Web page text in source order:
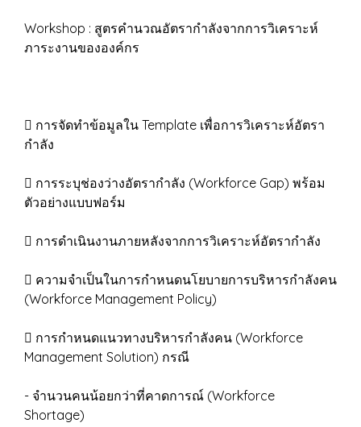
Workshop : สูตรคำนวณอัตรากำลังจากการวิเคราะห์
ภาระงานขององค์กร
 การจัดทำข้อมูลใน Template เพื่อการวิเคราะห์อัตรา
กำลัง
 การระบุช่องว่างอัตรากำลัง (Workforce Gap) พร้อม
ตัวอย่างแบบฟอร์ม
 การดำเนินงานภายหลังจากการวิเคราะห์อัตรากำลัง
 ความจำเป็นในการกำหนดนโยบายการบริหารกำลังคน
(Workforce Management Policy)
 การกำหนดแนวทางบริหารกำลังคน (Workforce
Management Solution) กรณี
- จำนวนคนน้อยกว่าที่คาดการณ์ (Workforce
Shortage)